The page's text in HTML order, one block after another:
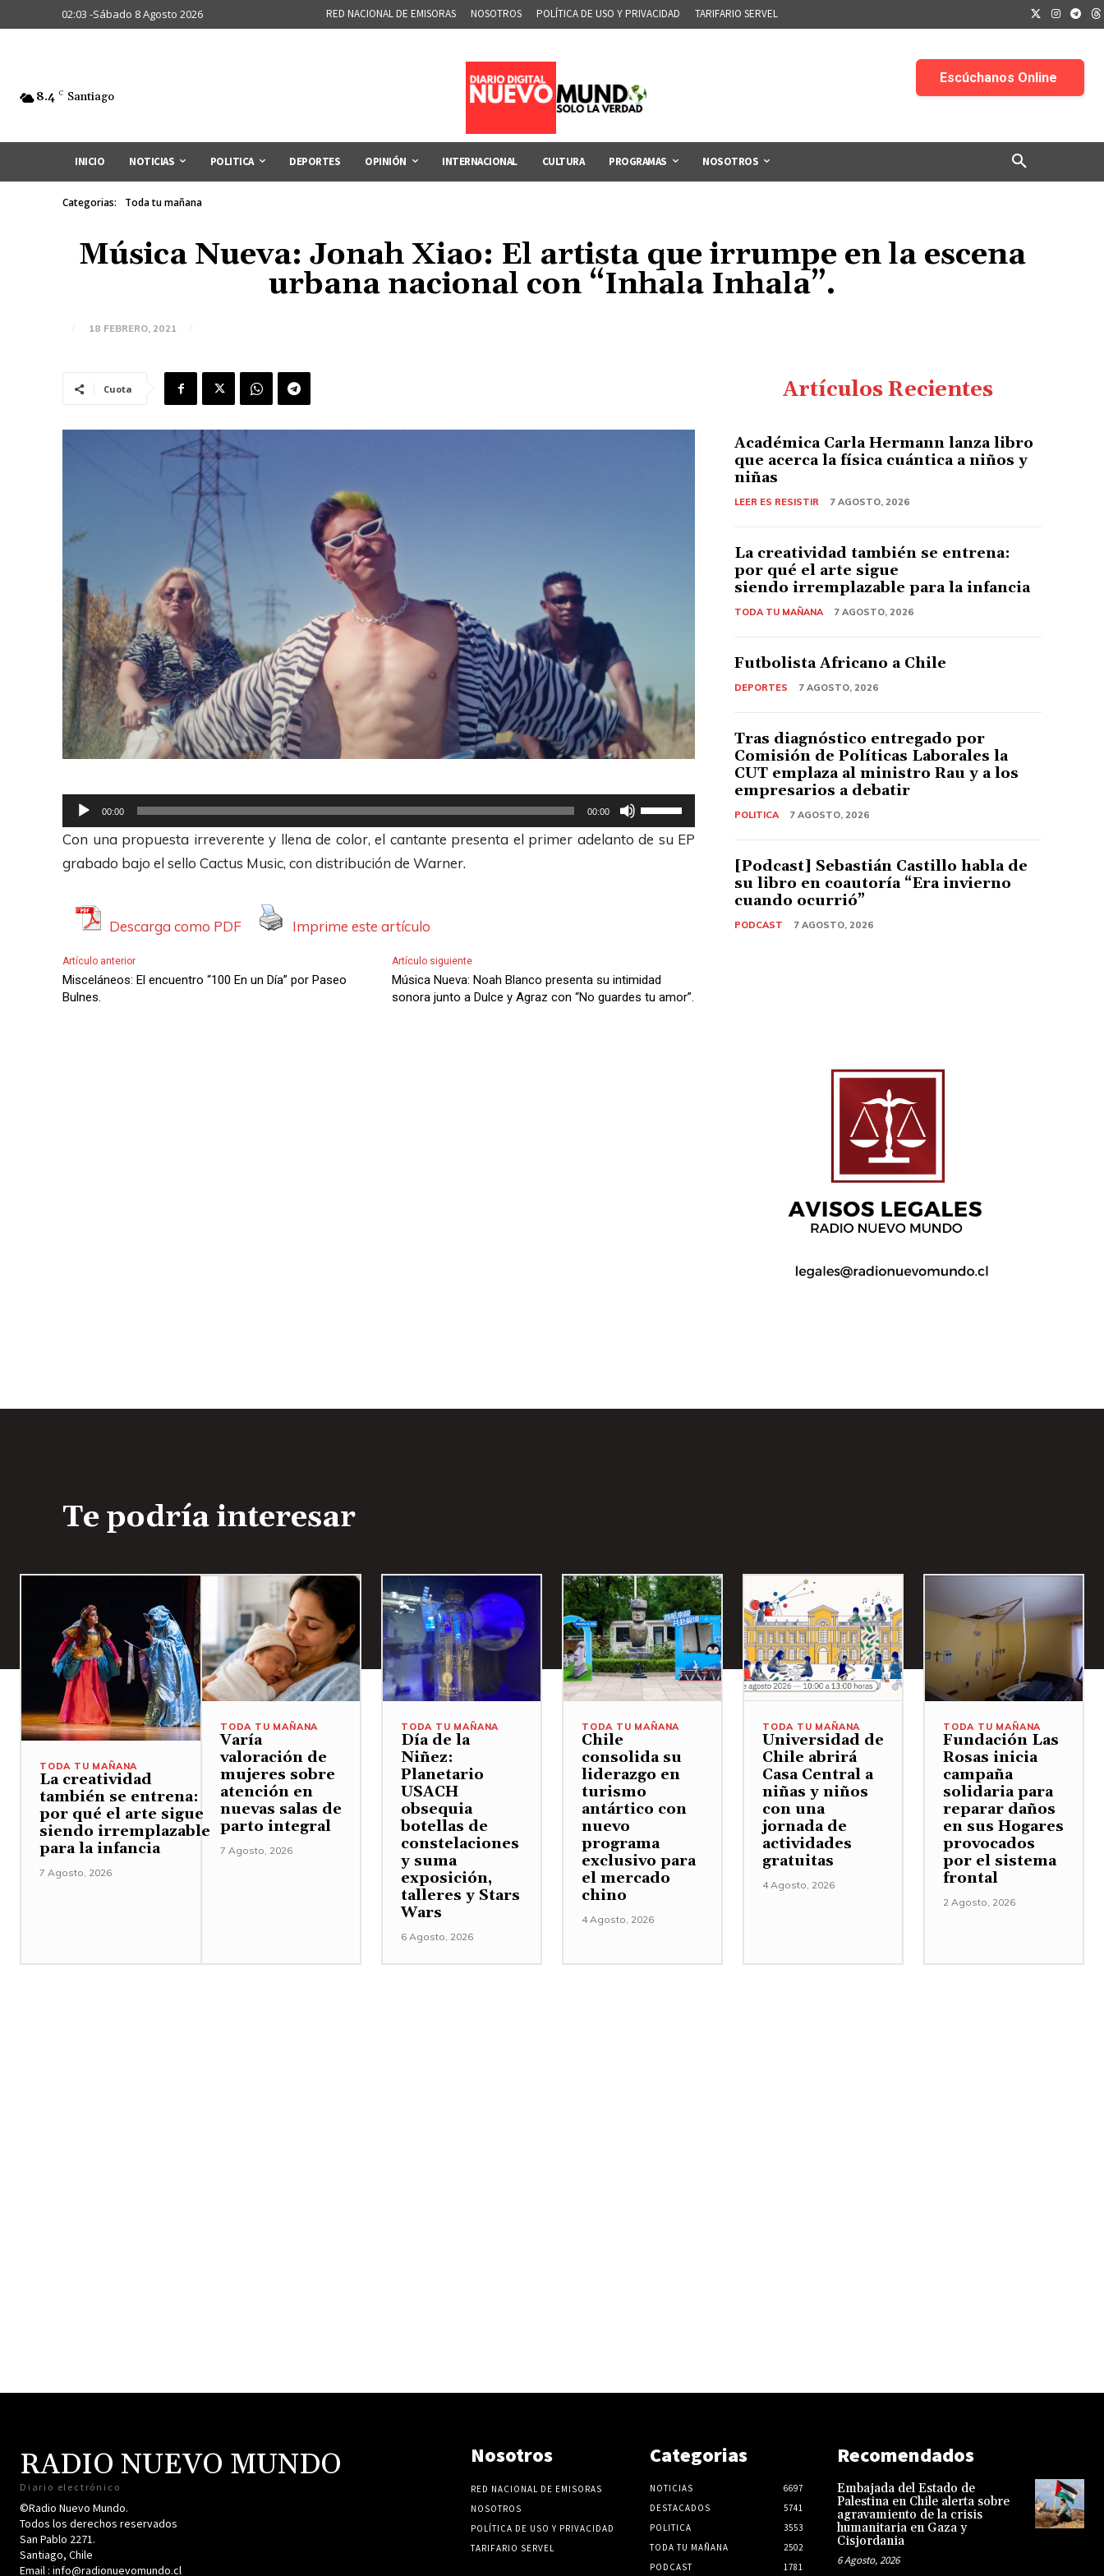
02:03 -Sábado 8 Agosto 2026 RED NACIONAL DE EMISORAS NOSOTROS POLÍTICA DE USO Y PRIVACIDAD TARIFARIO SERVEL
8.4 C Santiago
INICIO NOTICIAS POLITICA DEPORTES OPINIÓN INTERNACIONAL CULTURA PROGRAMAS NOSOTROS
Categorias: Toda tu mañana
Música Nueva: Jonah Xiao: El artista que irrumpe en la escena
urbana nacional con “Inhala Inhala”.
18 FEBRERO, 2021
Cuota
e
r
c
t
00:00 00:00
U
t
l
a
b
a
j
o
p
r
a
a
u
e
n
a
Con una propuesta irreverente y llena de color, el cantante presenta el primer adelanto de su EP
grabado bajo el sello Cactus Music, con distribución de Warner.
Descarga como PDF Imprime este artículo
Artículo anterior
Misceláneos: El encuentro “100 En un Día” por Paseo
Bulnes.
Artículo siguiente
Música Nueva: Noah Blanco presenta su intimidad
sonora junto a Dulce y Agraz con “No guardes tu amor”.
Artículos Recientes
Académica Carla Hermann lanza libro
que acerca la física cuántica a niños y
niñas
LEER ES RESISTIR 7 AGOSTO, 2026
La creatividad también se entrena:
por qué el arte sigue
siendo irremplazable para la infancia
TODA TU MAÑANA 7 AGOSTO, 2026
Futbolista Africano a Chile
DEPORTES 7 AGOSTO, 2026
Tras diagnóstico entregado por
Comisión de Políticas Laborales la
CUT emplaza al ministro Rau y a los
empresarios a debatir
POLITICA 7 AGOSTO, 2026
[Podcast] Sebastián Castillo habla de
su libro en coautoría “Era invierno
cuando ocurrió”
PODCAST 7 AGOSTO, 2026
Te podría interesar
TODA TU MAÑANA
La creatividad
también se entrena:
por qué el arte sigue
siendo irremplazable
para la infancia
7 Agosto, 2026
TODA TU MAÑANA
Varía
valoración de
mujeres sobre
atención en
nuevas salas de
parto integral
7 Agosto, 2026
TODA TU MAÑANA
Día de la
Niñez:
Planetario
USACH
obsequia
botellas de
constelaciones
y suma
exposición,
talleres y Stars
Wars
6 Agosto, 2026
TODA TU MAÑANA
Chile
consolida su
liderazgo en
turismo
antártico con
nuevo
programa
exclusivo para
el mercado
chino
4 Agosto, 2026
TODA TU MAÑANA
Universidad de
Chile abrirá
Casa Central a
niñas y niños
con una
jornada de
actividades
gratuitas
4 Agosto, 2026
TODA TU MAÑANA
Fundación Las
Rosas inicia
campaña
solidaria para
reparar daños
en sus Hogares
provocados
por el sistema
frontal
2 Agosto, 2026
RADIO NUEVO MUNDO
Diario electrónico
©Radio Nuevo Mundo.
Todos los derechos reservados
San Pablo 2271.
Santiago, Chile
Email : info@radionuevomundo.cl
Nosotros
RED NACIONAL DE EMISORAS
NOSOTROS
POLÍTICA DE USO Y PRIVACIDAD
TARIFARIO SERVEL
Categorias
NOTICIAS
6697
DESTACADOS
5741
POLITICA
3553
TODA TU MAÑANA
2502
PODCAST
1781
Recomendados
Embajada del Estado de
Palestina en Chile alerta sobre
agravamiento de la crisis
humanitaria en Gaza y
Cisjordania
6 Agosto, 2026